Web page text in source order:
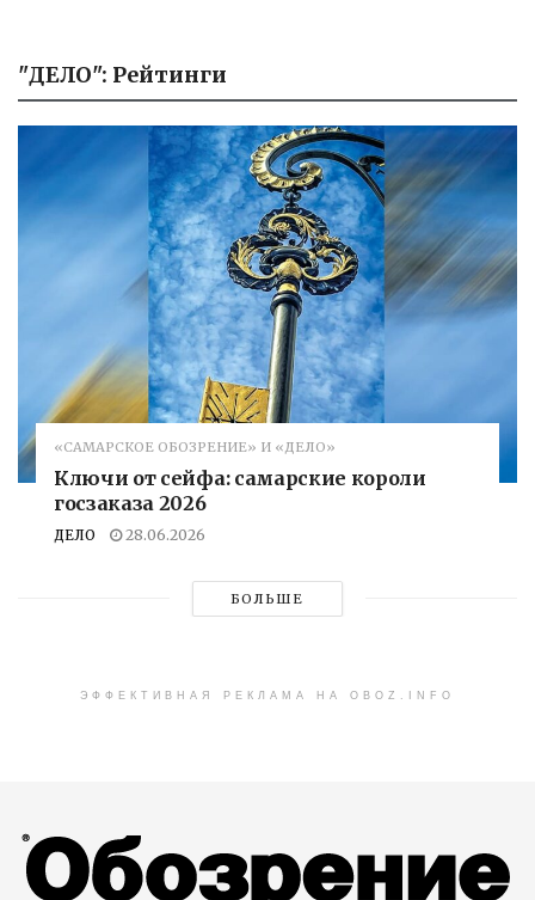
"ДЕЛО": Рейтинги
«САМАРСКОЕ ОБОЗРЕНИЕ» И «ДЕЛО»
Ключи от сейфа: самарские короли
госзаказа 2026
ДЕЛО 28.06.2026
БОЛЬШЕ
ЭФФЕКТИВНАЯ РЕКЛАМА НА OBOZ.INFO